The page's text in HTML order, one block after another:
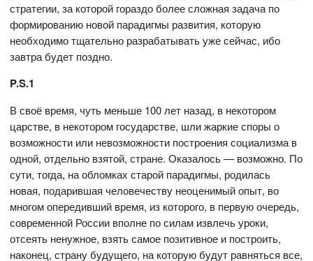
стратегии, за которой гораздо более сложная задача по
формированию новой парадигмы развития, которую
необходимо тщательно разрабатывать уже сейчас, ибо
завтра будет поздно.
P.S.1
В своё время, чуть меньше 100 лет назад, в некотором
царстве, в некотором государстве, шли жаркие споры о
возможности или невозможности построения социализма в
одной, отдельно взятой, стране. Оказалось — возможно. По
сути, тогда, на обломках старой парадигмы, родилась
новая, подарившая человечеству неоценимый опыт, во
многом опередивший время, из которого, в первую очередь,
современной России вполне по силам извлечь уроки,
отсеять ненужное, взять самое позитивное и построить,
наконец, страну будущего, на которую будут равняться все,